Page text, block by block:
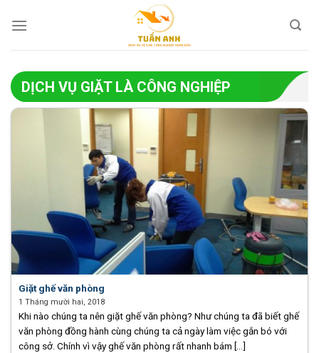
DỊCH VỤ GIẶT LÀ CÔNG NGHIỆP
Giặt ghế văn phòng
1 Tháng mười hai, 2018
Khi nào chúng ta nên giặt ghế văn phòng? Như chúng ta đã biết ghế
văn phòng đồng hành cùng chúng ta cả ngày làm việc gắn bó với
công sở. Chính vì vậy ghế văn phòng rất nhanh bám [...]